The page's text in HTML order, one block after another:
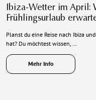
Ibiza-Wetter im April:
Frühlingsurlaub
Planst du eine Reise nach Ibiza
hat? Du möchtest wissen, …
Mehr Info